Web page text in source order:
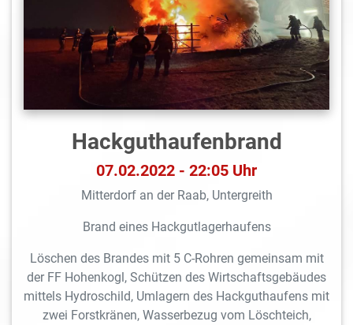
Hackguthaufenbrand
07.02.2022 - 22:05 Uhr
Mitterdorf an der Raab, Untergreith
Brand eines Hackgutlagerhaufens
Löschen des Brandes mit 5 C-Rohren gemeinsam mit
der FF Hohenkogl, Schützen des Wirtschaftsgebäudes
mittels Hydroschild, Umlagern des Hackguthaufens mit
zwei Forstkränen, Wasserbezug vom Löschteich,